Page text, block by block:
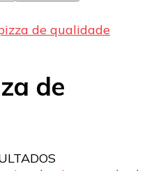
de qualidade
de